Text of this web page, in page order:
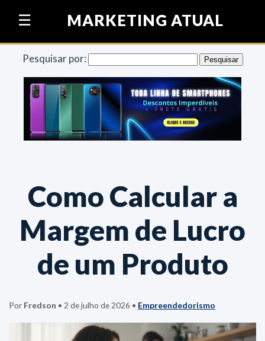
☰ MARKETING ATUAL
Pesquisar por:
Como Calcular a
Margem de Lucro
de um Produto
Por Fredson • 2 de julho de 2026 • Empreendedorismo